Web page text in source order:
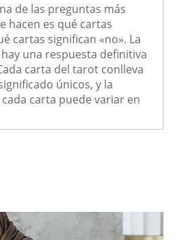
de las preguntas más
hacen es qué cartas
cartas significan «no». La
una respuesta definitiva
carta del tarot conlleva
únicos, y la
carta puede variar en